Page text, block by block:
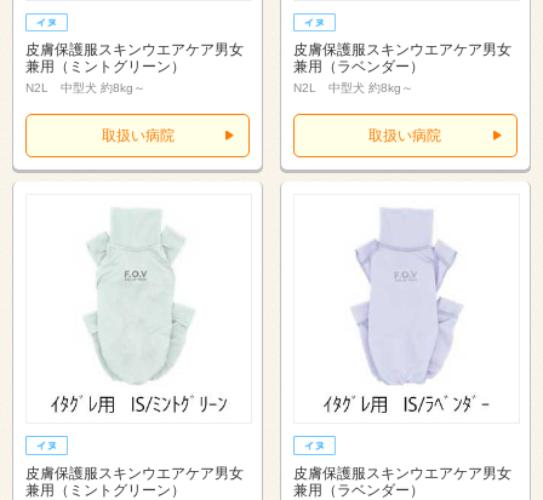
皮膚保護服スキンウエアケア男女
兼用（ミントグリーン）
N2L 中型犬 約8kg～
取扱い病院
皮膚保護服スキンウエアケア男女
兼用（ラベンダー）
N2L 中型犬 約8kg～
取扱い病院
皮膚保護服スキンウエアケア男女
兼用（ミントグリーン）
皮膚保護服スキンウエアケア男女
兼用（ラベンダー）